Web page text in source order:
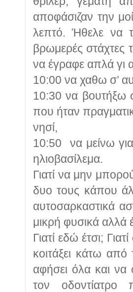
αποφάσιζαν την
λεπτό. Ήθελε να
βρωμερές στάχτες
να έγραφε απλά γι
10:00 να χαθω σ’
10:30 να βουτήξω
που ήταν
νησί,
10:50 να μείνω
ηλιοβασίλεμα.
Γιατί να μην
δυο τους κάπου
αυτοσαρκαστικά
μικρή φυσικά αλλά
Γιατί εδώ έτσι;
κοιτάξει κάτω
αφήσει όλα και να
τον